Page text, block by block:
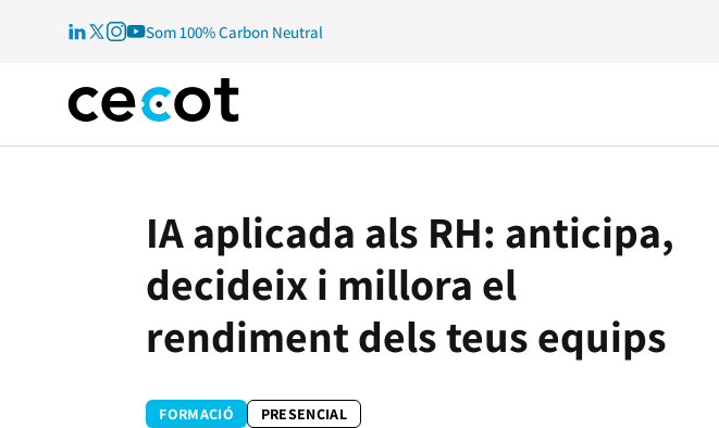
Som 100% Carbon Neutral
IA aplicada als RH: anticipa,
decideix i millora el
rendiment dels teus equips
FORMACIÓ PRESENCIAL